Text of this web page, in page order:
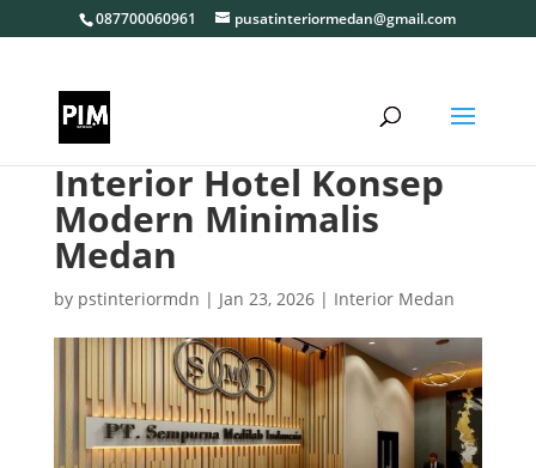
087700060961 pusatinteriormedan@gmail.com
Interior Hotel Konsep
Modern Minimalis
Medan
by pstinteriormdn | Jan 23, 2026| Interior Medan